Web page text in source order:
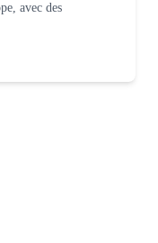
avec des